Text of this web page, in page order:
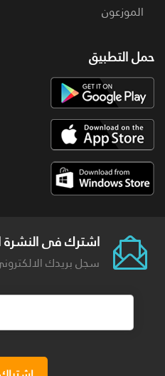
الموزعون
حمل التطبيق
اشترك فى النشرة
سجل بريدك